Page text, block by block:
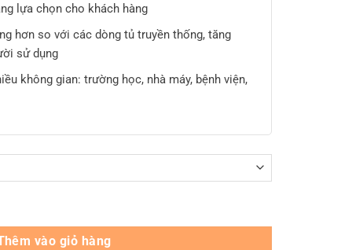
lựa chọn cho khách hàng
hơn so với các dòng tủ truyền thống, tăng
sử dụng
không gian: trường học, nhà máy, bệnh viện,
ngăn 4 cột (1940 x 1217 x 420 mm) số lượng
vào giỏ hàng